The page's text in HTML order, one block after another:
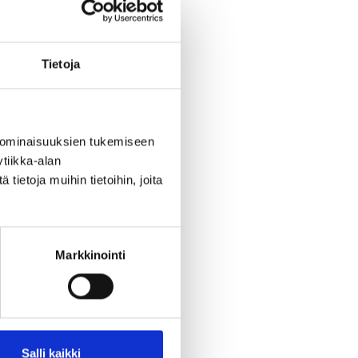
Tietoja
tukemiseen
alan
tietoja muihin tietoihin, joita
Markkinointi
Salli kaikki